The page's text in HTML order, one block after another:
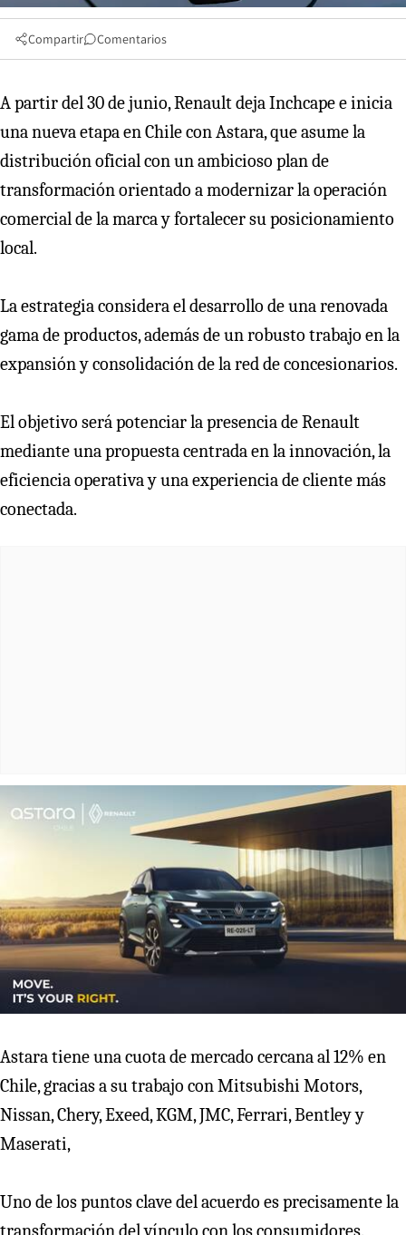
Compartir Comentarios
A partir del 30 de junio, Renault deja Inchcape e inicia
una nueva etapa en Chile con Astara, que asume la
distribución oficial con un ambicioso plan de
transformación orientado a modernizar la operación
comercial de la marca y fortalecer su posicionamiento
local.
La estrategia considera el desarrollo de una renovada
gama de productos, además de un robusto trabajo en la
expansión y consolidación de la red de concesionarios.
El objetivo será potenciar la presencia de Renault
mediante una propuesta centrada en la innovación, la
eficiencia operativa y una experiencia de cliente más
conectada.
Astara tiene una cuota de mercado cercana al 12% en
Chile, gracias a su trabajo con Mitsubishi Motors,
Nissan, Chery, Exeed, KGM, JMC, Ferrari, Bentley y
Maserati,
Uno de los puntos clave del acuerdo es precisamente la
transformación del vínculo con los consumidores.